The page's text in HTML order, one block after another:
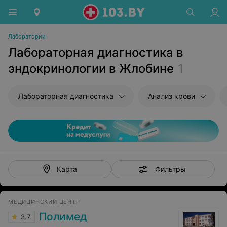
Лаборатории
Лабораторная диагностика в
эндокринологии в Жлобине 1
Лабораторная диагностика Анализ крови
Карта Фильтры
МЕДИЦИНСКИЙ ЦЕНТР
3.7 Полимед